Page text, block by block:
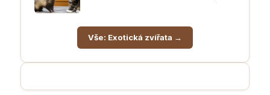
Vše: Exotická zvířata →